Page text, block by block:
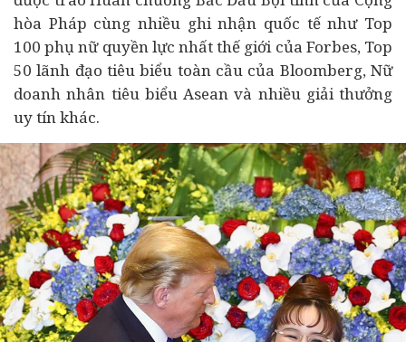
hòa Pháp cùng nhiều ghi nhận quốc tế như Top
100 phụ nữ quyền lực nhất thế giới của Forbes, Top
50 lãnh đạo tiêu biểu toàn cầu của Bloomberg, Nữ
doanh nhân tiêu biểu Asean và nhiều giải thưởng
uy tín khác.